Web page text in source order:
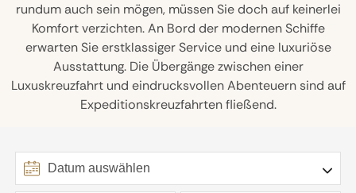
rundum auch sein mögen, müssen Sie doch auf keinerlei
Komfort verzichten. An Bord der modernen Schiffe
erwarten Sie erstklassiger Service und eine luxuriöse
Ausstattung. Die Übergänge zwischen einer
Luxuskreuzfahrt und eindrucksvollen Abenteuern sind auf
Expeditionskreuzfahrten fließend.